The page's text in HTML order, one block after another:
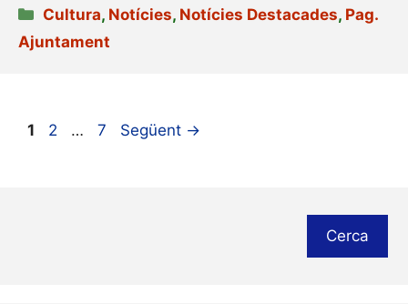
Categories
Cultura, Notícies, Notícies Destacades, Pag.
Ajuntament
Pàgina
1 Pàgina
2 … Pàgina
7 Següent →
Cerca